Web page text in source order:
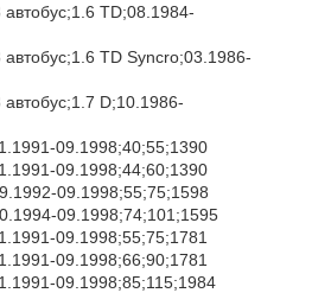
TD;08.1984-
TD Syncro;03.1986-
D;10.1986-
09.1998;40;55;1390
09.1998;44;60;1390
09.1998;55;75;1598
09.1998;74;101;1595
09.1998;55;75;1781
09.1998;66;90;1781
09.1998;85;115;1984